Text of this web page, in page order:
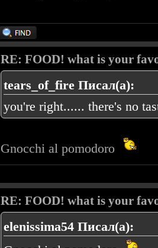
RE: FOOD! what is your
tears_of_fire Писал(а):
you're right...... there's no
Gnocchi al pomodoro
RE: FOOD! what is your
elenissima54 Писал(а):